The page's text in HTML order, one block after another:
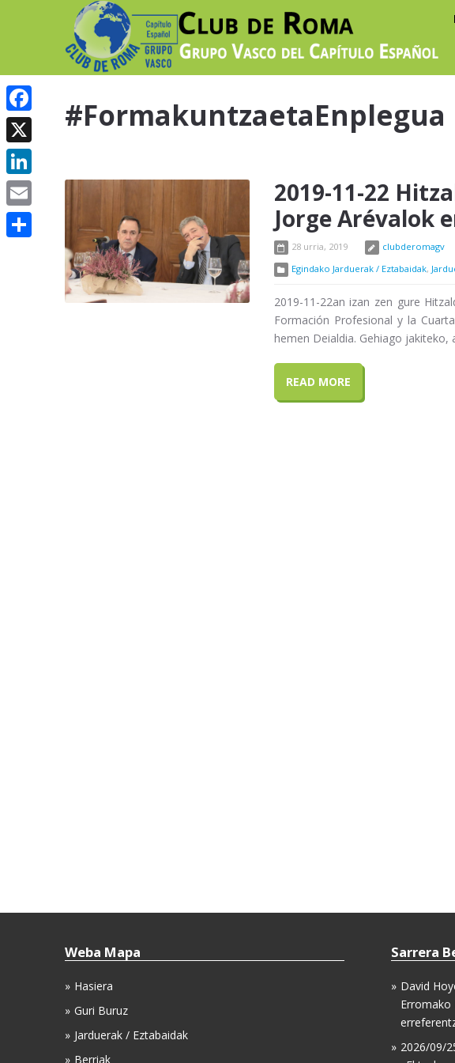
#FormakuntzaetaEnplegua
2019-11-22
Jorge Arévalok
28 urria, 2019
clubderomagv
Egindako Jarduerak / Eztabaidak,
2019-11-22an izan zen gure
Formación Profesional y la
hemen Deialdia. Gehiago jakiteko,
READ MORE
Weba Mapa
Hasiera
Guri Buruz
Jarduerak / Eztabaidak
Berriak
Sarrera
David
Erromako
2026/09/
Facebook
X
LinkedIn
Email